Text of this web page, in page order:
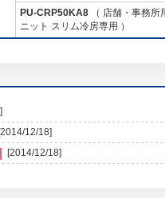
PU-CRP50KA8 （ 店舗・事務
ニット スリム冷房専用 ）
[2014/12/18]
[2014/12/18]